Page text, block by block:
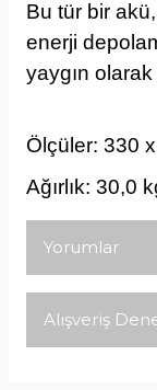
Bu tür bir
enerji
yaygın olarak
Ölçüler: 330
Ağırlık: 30,0
Yorumlar
Alışveriş